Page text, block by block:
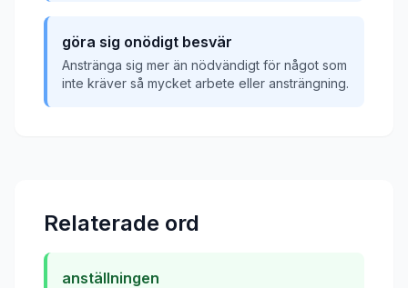
göra sig onödigt besvär
Anstränga sig mer än nödvändigt för något som
inte kräver så mycket arbete eller ansträngning.
Relaterade ord
anställningen